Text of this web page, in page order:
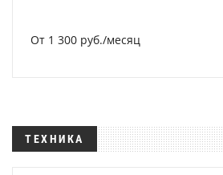
От 1 300 руб./месяц
ТЕХНИКА